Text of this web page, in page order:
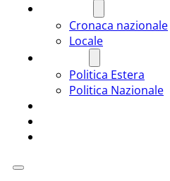
Cronaca nazionale
Locale
Politica Estera
Politica Nazionale